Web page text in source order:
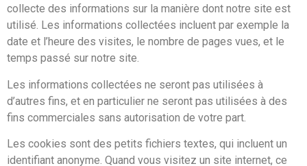
collecte des informations sur la manière dont notre site est
utilisé. Les informations collectées incluent par exemple la
date et l’heure des visites, le nombre de pages vues, et le
temps passé sur notre site.
Les informations collectées ne seront pas utilisées à
d’autres fins, et en particulier ne seront pas utilisées à des
fins commerciales sans autorisation de votre part.
Les cookies sont des petits fichiers textes, qui incluent un
identifiant anonyme. Quand vous visitez un site internet, ce